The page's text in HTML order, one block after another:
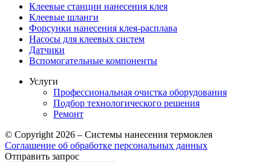
Клеевые станции нанесения клея
Клеевые шланги
Форсунки нанесения клея-расплава
Насосы для клеевых систем
Датчики
Вспомогательные компоненты
Услуги
Профессиональная очистка оборудования
Подбор технологического решения
Ремонт
© Copyright 2026 – Системы нанесения термоклея
Соглашение об обработке персональных данных
Отправить запрос